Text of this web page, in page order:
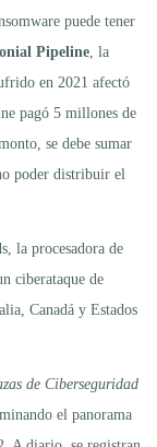
puede tener
Pipeline , la
en 2021 afectó
pagó 5 millones de
se debe sumar
poder distribuir el
la procesadora de
ciberataque de
Canadá y Estados
de Ciberseguridad
el panorama